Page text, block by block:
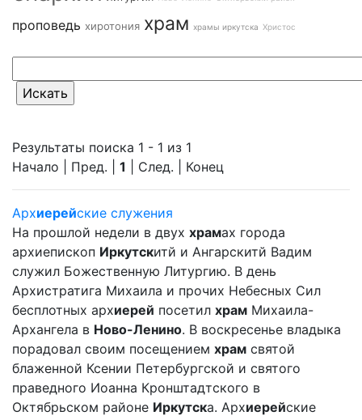
проповедь хиротония храм храмы иркутска Христос
Результаты поиска 1 - 1 из 1
Начало | Пред. | 1 | След. | Конец
Архиерейские служения
На прошлой недели в двух храмах города
архиепископ Иркутскитй и Ангарскитй Вадим
служил Божественную Литургию. В день
Архистратига Михаила и прочих Небесных Сил
бесплотных архиерей посетил храм Михаила-
Архангела в Ново-Ленино. В воскресенье владыка
порадовал своим посещением храм святой
блаженной Ксении Петербургской и святого
праведного Иоанна Кронштадтского в
Октябрьском районе Иркутска. Архиерейские